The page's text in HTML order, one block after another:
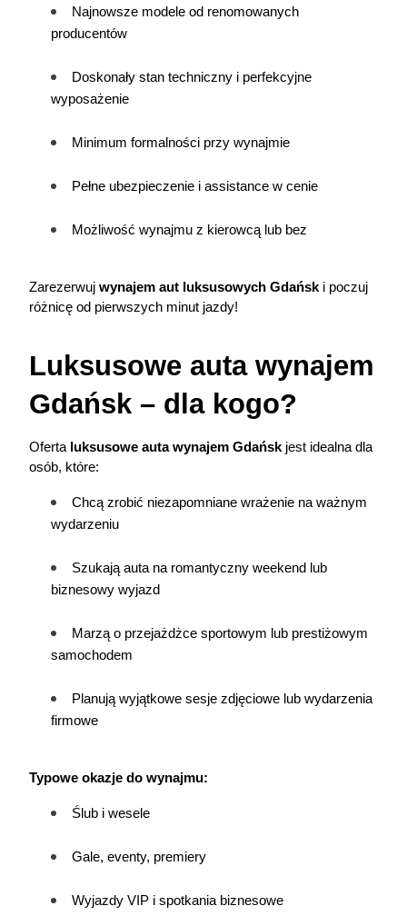
Najnowsze modele od renomowanych
producentów
Doskonały stan techniczny i perfekcyjne
wyposażenie
Minimum formalności przy wynajmie
Pełne ubezpieczenie i assistance w cenie
Możliwość wynajmu z kierowcą lub bez
Zarezerwuj wynajem aut luksusowych Gdańsk i poczuj
różnicę od pierwszych minut jazdy!
Luksusowe auta wynajem
Gdańsk – dla kogo?
Oferta luksusowe auta wynajem Gdańsk jest idealna dla
osób, które:
Chcą zrobić niezapomniane wrażenie na ważnym
wydarzeniu
Szukają auta na romantyczny weekend lub
biznesowy wyjazd
Marzą o przejażdżce sportowym lub prestiżowym
samochodem
Planują wyjątkowe sesje zdjęciowe lub wydarzenia
firmowe
Typowe okazje do wynajmu:
Ślub i wesele
Gale, eventy, premiery
Wyjazdy VIP i spotkania biznesowe